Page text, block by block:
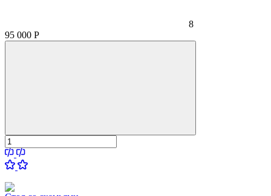
8
95 000 Р